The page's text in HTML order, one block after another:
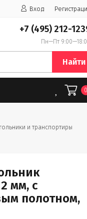
Вход
+7 (495) 212-
Пн—Пт
Найти
и транспортиры
2 мм, с
полотном,